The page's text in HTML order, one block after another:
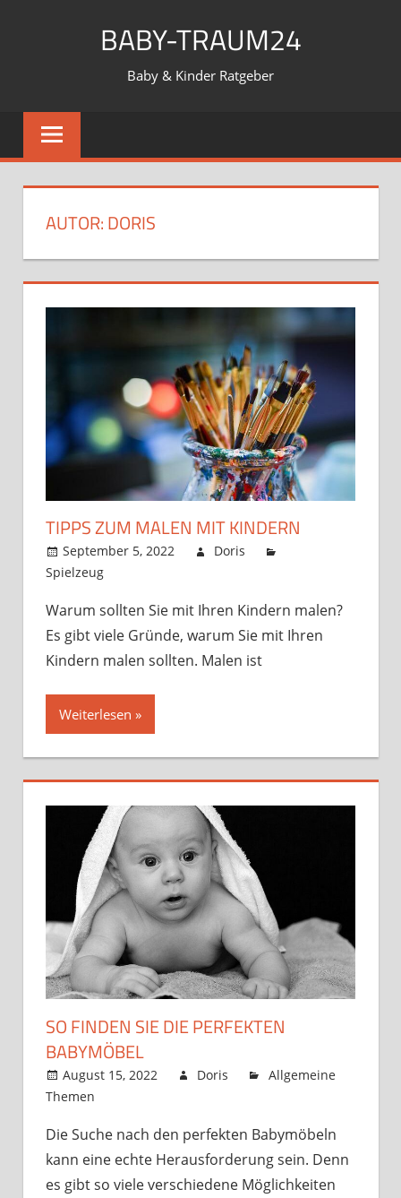
BABY-TRAUM24
Baby & Kinder Ratgeber
AUTOR:DORIS
TIPPS ZUM MALEN MIT KINDERN
September 5, 2022
Doris
Spielzeug
Warum sollten Sie mit Ihren Kindern malen?
Es gibt viele Gründe, warum Sie mit Ihren
Kindern malen sollten. Malen ist
Weiterlesen
SO FINDEN SIE DIE PERFEKTEN
BABYMÖBEL
August 15, 2022 Doris
Allgemeine
Themen
Die Suche nach den perfekten Babymöbeln
kann eine echte Herausforderung sein. Denn
es gibt so viele verschiedene Möglichkeiten